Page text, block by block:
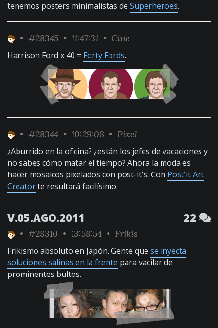
tenemos posters minimalistas de Superheroes.
• #28345 • 11:47:31 • Cine
Harrison Ford x 40 = Forty Fords.
• #28344 • 10:29:08 • Pixel
¿Aburrido en la oficina? ¿están los jefes de vacaciones y
no sabes cómo matar el tiempo? Ahora la moda es
hacer mosaicos pixelados con post-it's. Con Post'it Art
Creatorte resultará facilísimo.
V.05.AGO.2011 22
• #28310 • 13:58:54 • Frikis
Frikismo absoluto en Japón. Gente que se inyecta
soluciones salinas en la frente para vacilar de
prominentes bultos.